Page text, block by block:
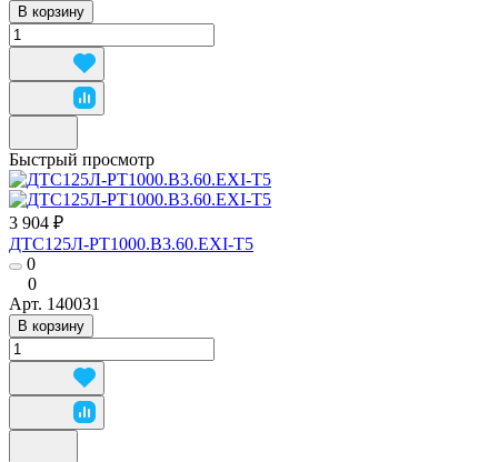
В корзину
Быстрый просмотр
3 904 ₽
ДТС125Л-РТ1000.В3.60.ЕХI-Т5
0
0
Арт. 140031
В корзину